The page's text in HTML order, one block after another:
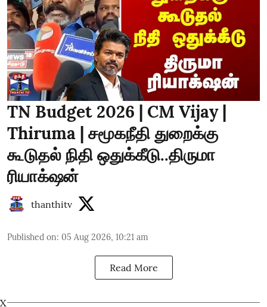
TN Budget 2026 | CM Vijay |
Thiruma | சமூகநீதி துறைக்கு
கூடுதல் நிதி ஒதுக்கீடு..திருமா
ரியாக்‌ஷன்
thanthitv
Published on: 05 Aug 2026, 10:21 am
Read More
X